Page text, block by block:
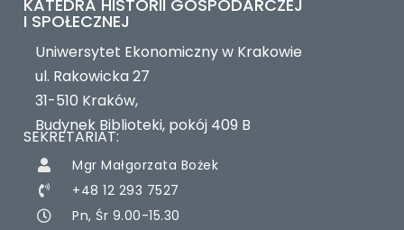
KATEDRA HISTORII GOSPODARCZEJ
I SPOŁECZNEJ
Uniwersytet Ekonomiczny w Krakowie
ul. Rakowicka 27
31-510 Kraków,
Budynek Biblioteki, pokój 409 B
SEKRETARIAT:
Mgr Małgorzata Bożek
+48 12 293 7527
Pn, Śr 9.00-15.30